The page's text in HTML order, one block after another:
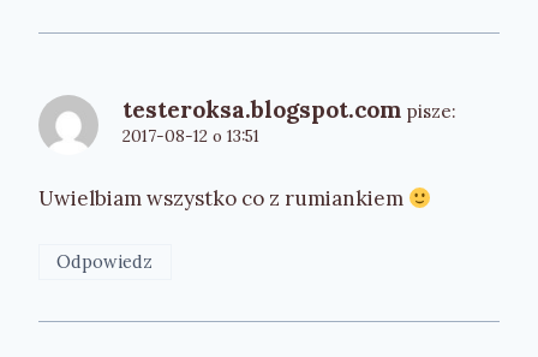
testeroksa.blogspot.com pisze:
2017-08-12 o 13:51
Uwielbiam wszystko co z rumiankiem
Odpowiedz